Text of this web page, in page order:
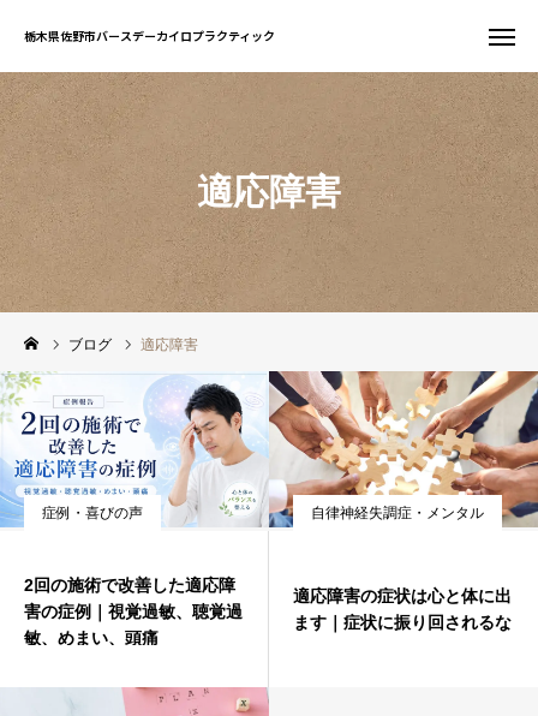
栃木県佐野市バースデーカイロプラクティック
適応障害
ブログ 適応障害
症例・喜びの声
2回の施術で改善した適応障
害の症例｜視覚過敏、聴覚過
敏、めまい、頭痛
自律神経失調症・メンタル
適応障害の症状は心と体に出
ます｜症状に振り回されるな
栃木県佐野市バースデーカイロプラクティック
お問い合わせ WEB予約
友だち追加 電話予約
サイト一覧
ホーム
初めての方へ
当院について
症状別案内
症例・喜びの声
ブログ